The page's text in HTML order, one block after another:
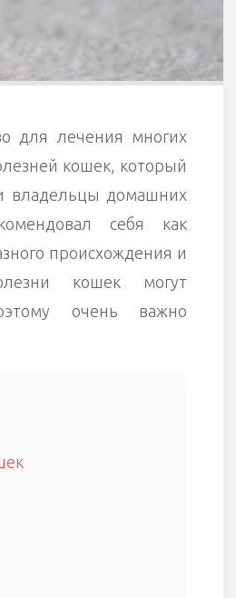
для лечения многих
кошек, который
владельцы домашних
себя как
происхождения и
кошек могут
очень важно